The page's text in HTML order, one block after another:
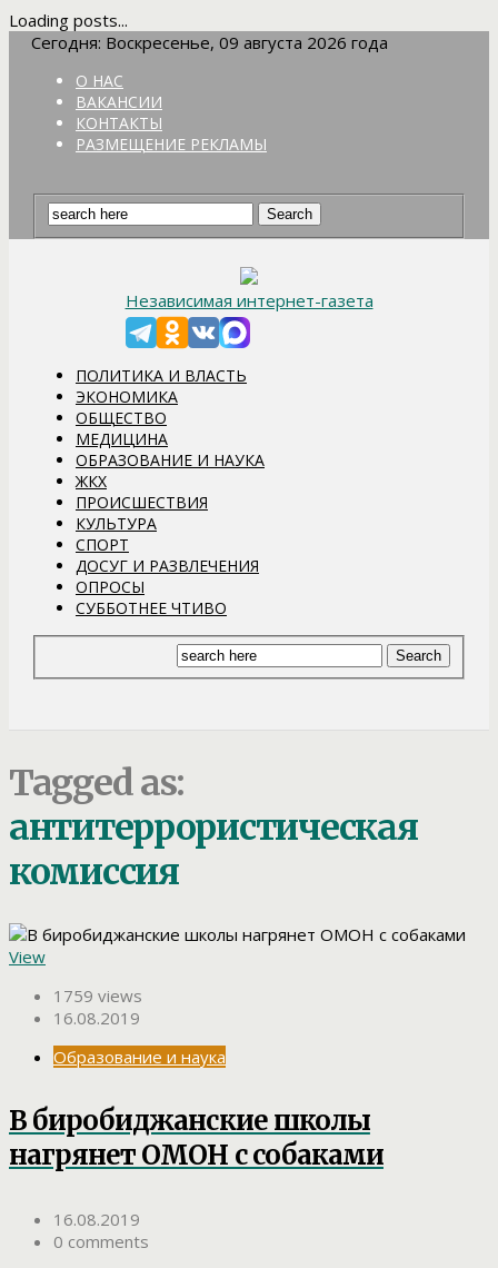
Loading posts...
Сегодня: Воскресенье, 09 августа 2026 года
О НАС
ВАКАНСИИ
КОНТАКТЫ
РАЗМЕЩЕНИЕ РЕКЛАМЫ
Независимая интернет-газета
ПОЛИТИКА И ВЛАСТЬ
ЭКОНОМИКА
ОБЩЕСТВО
МЕДИЦИНА
ОБРАЗОВАНИЕ И НАУКА
ЖКХ
ПРОИСШЕСТВИЯ
КУЛЬТУРА
СПОРТ
ДОСУГ И РАЗВЛЕЧЕНИЯ
ОПРОСЫ
СУББОТНЕЕ ЧТИВО
Tagged as:
антитеррористическая
комиссия
View
1759 views
16.08.2019
Образование и наука
В биробиджанские школы
нагрянет ОМОН с собаками
16.08.2019
0 comments